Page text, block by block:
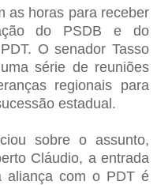
as horas para receber
do PSDB e do
O senador Tasso
série de reuniões
regionais para
estadual.
sobre o assunto,
Cláudio, a entrada
aliança com o PDT é